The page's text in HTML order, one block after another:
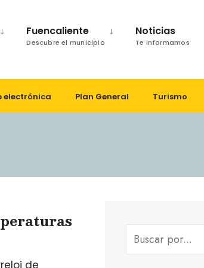
Fuencaliente
Descubre el municipio
Noticias
Te informamos
electrónica Plan General Turismo
de